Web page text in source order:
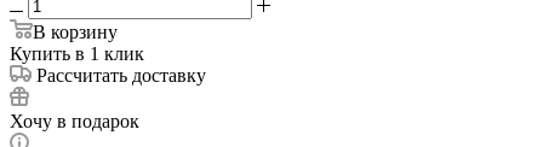
В корзину
Купить в 1 клик
Рассчитать доставку
Хочу в подарок